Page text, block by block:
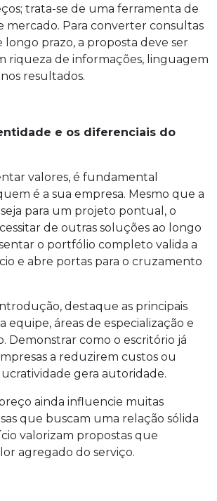
trata-se de uma ferramenta de
mercado. Para converter consultas
longo prazo, a proposta deve ser
riqueza de informações, linguagem
resultados.
e os diferenciais do
valores, é fundamental
é a sua empresa. Mesmo que a
para um projeto pontual, o
de outras soluções ao longo
o portfólio completo valida a
e abre portas para o cruzamento
destaque as principais
equipe, áreas de especialização e
Demonstrar como o escritório já
a reduzirem custos ou
gera autoridade.
ainda influencie muitas
que buscam uma relação sólida
valorizam propostas que
agregado do serviço.